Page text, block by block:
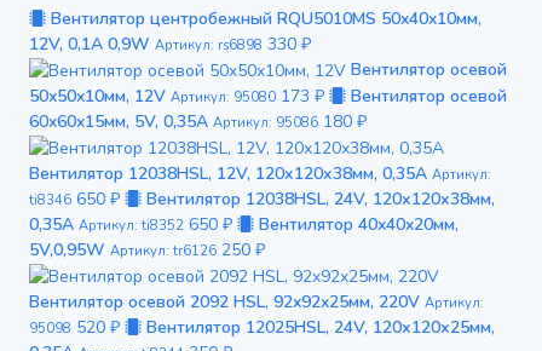
Вентилятор центробежный RQU5010MS 50x40x10мм,
12V, 0,1А 0,9W Артикул: rs6898 330 ₽
Вентилятор осевой
50x50x10мм, 12V Артикул: 95080 173 ₽
Вентилятор осевой
60x60x15мм, 5V, 0,35А Артикул: 95086 180 ₽
Вентилятор 12038HSL, 12V, 120х120х38мм, 0,35А Артикул:
ti8346 650 ₽
Вентилятор 12038HSL, 24V, 120х120х38мм,
0,35А Артикул: ti8352 650 ₽
Вентилятор 40x40x20мм,
5V,0,95W Артикул: tr6126 250 ₽
Вентилятор осевой 2092 HSL, 92x92x25мм, 220V Артикул:
95098 520 ₽
Вентилятор 12025HSL, 24V, 120х120х25мм,